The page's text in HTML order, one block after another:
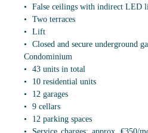
False ceilings with indirect LED
Two terraces
Lift
Closed and secure underground
Condominium
43 units in total
10 residential units
12 garages
9 cellars
12 parking spaces